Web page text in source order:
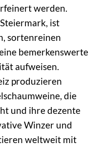
werden.
ist
sortenreinen
bemerkenswerte
aufweisen.
produzieren
die
und ihre dezente
Winzer und
weltweit mit